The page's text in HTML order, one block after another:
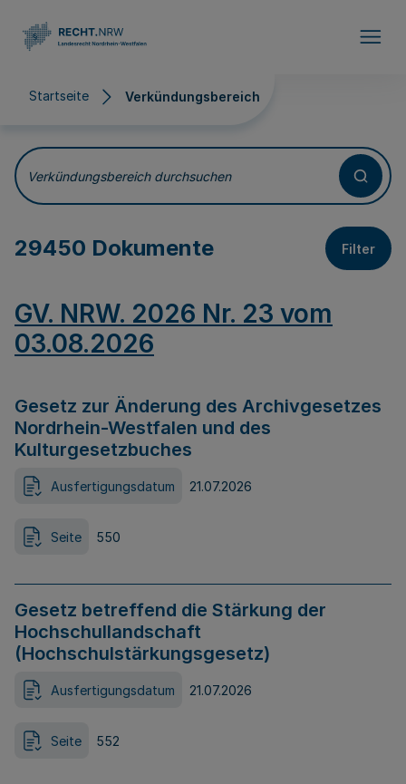
Startseite Verkündungsbereich
Verkündungsbereich
Verkündungsbereich durchsuchen
29450 Dokumente Filter
GV. NRW. 2026 Nr. 23 vom
03.08.2026
Gesetz zur Änderung des Archivgesetzes
Nordrhein-Westfalen und des
Kulturgesetzbuches
Ausfertigungsdatum 21.07.2026
Seite 550
Gesetz betreffend die Stärkung der
Hochschullandschaft
(Hochschulstärkungsgesetz)
Ausfertigungsdatum 21.07.2026
Seite 552